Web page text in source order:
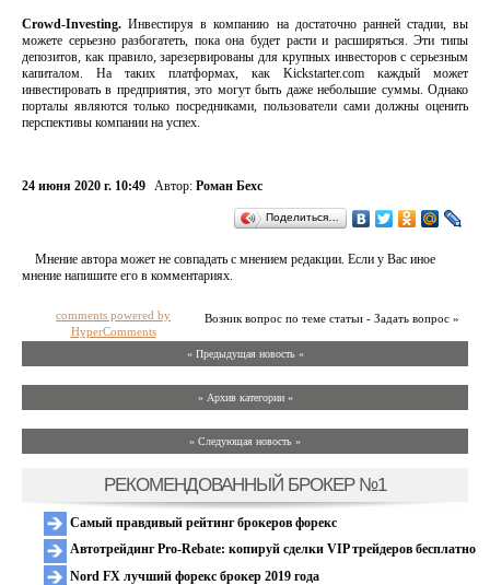
Crowd-Investing. Инвестируя в компанию на достаточно ранней стадии, вы
можете серьезно разбогатеть, пока она будет расти и расширяться. Эти типы
депозитов, как правило, зарезервированы для крупных инвесторов с серьезным
капиталом. На таких платформах, как Kickstarter.com каждый может
инвестировать в предприятия, это могут быть даже небольшие суммы. Однако
порталы являются только посредниками, пользователи сами должны оценить
перспективы компании на успех.
24 июня 2020 г. 10:49 Автор: Роман Бехс
Поделиться…
Мнение автора может не совпадать с мнением редакции. Если у Вас иное
мнение напишите его в комментариях.
Возник вопрос по теме статьи - Задать вопрос »
comments powered by
HyperComments
« Предыдущая новость «
» Архив категории «
» Следующая новость »
РЕКОМЕНДОВАННЫЙ БРОКЕР №1
Самый правдивый рейтинг брокеров форекс
Автотрейдинг Pro-Rebate: копируй сделки VIP трейдеров бесплатно
Nord FX лучший форекс брокер 2019 года